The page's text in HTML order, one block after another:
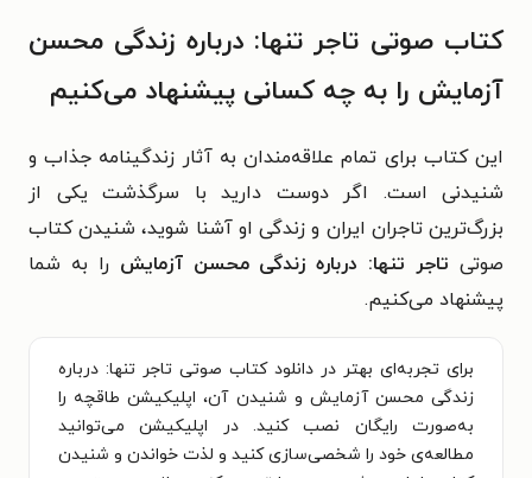
کتاب صوتی تاجر تنها: درباره زندگی محسن
آزمایش را به چه کسانی پیشنهاد می‌کنیم
این کتاب برای تمام علاقه‌مندان به آثار زندگینامه جذاب و
شنیدنی است. اگر دوست دارید با سرگذشت یکی از
بزرگ‌ترین تاجران ایران و زندگی او آشنا شوید، شنیدن کتاب
صوتی تاجر تنها: درباره زندگی محسن آزمایش را به شما
پیشنهاد می‌کنیم.
برای تجربه‌ای بهتر در دانلود کتاب صوتی تاجر تنها: درباره
زندگی محسن آزمایش و شنیدن آن، اپلیکیشن طاقچه را
به‌صورت رایگان نصب کنید. در اپلیکیشن می‌توانید
مطالعه‌ی خود را شخصی‌سازی کنید و لذت خواندن و شنیدن